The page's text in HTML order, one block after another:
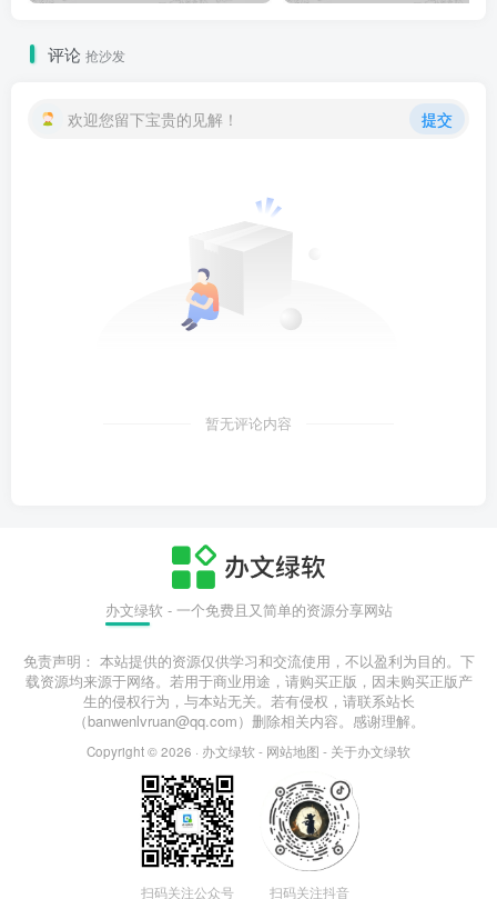
评论 抢沙发
欢迎您留下宝贵的见解！ 提交
暂无评论内容
办文绿软 - 一个免费且又简单的资源分享网站
免责声明： 本站提供的资源仅供学习和交流使用，不以盈利为目的。下
载资源均来源于网络。若用于商业用途，请购买正版，因未购买正版产
生的侵权行为，与本站无关。若有侵权，请联系站长
（banwenlvruan@qq.com）删除相关内容。感谢理解。
Copyright © 2026 · 办文绿软 - 网站地图 - 关于办文绿软
扫码关注公众号 扫码关注抖音